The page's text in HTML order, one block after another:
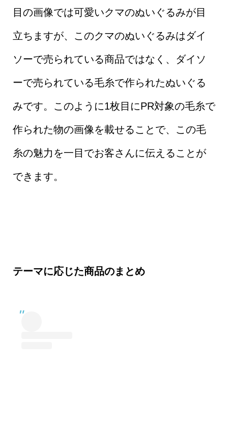
目の画像では可愛いクマのぬいぐるみが目
立ちますが、このクマのぬいぐるみはダイ
ソーで売られている商品ではなく、ダイソ
ーで売られている毛糸で作られたぬいぐる
みです。このように1枚目にPR対象の毛糸で
作られた物の画像を載せることで、この毛
糸の魅力を一目でお客さんに伝えることが
できます。
テーマに応じた商品のまとめ